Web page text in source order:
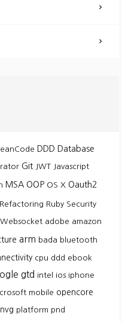
DDD Database
Git JWT Javascript
MSA OOP OS X Oauth2
Refactoring Ruby Security
Websocket adobe amazon
arm bada bluetooth
cpu ddd ebook
gtd intel ios iphone
mobile opencore
platform pnd